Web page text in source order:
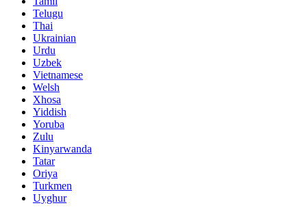
Telugu
Thai
Ukrainian
Urdu
Uzbek
Vietnamese
Welsh
Xhosa
Yiddish
Yoruba
Zulu
Kinyarwanda
Tatar
Oriya
Turkmen
Uyghur